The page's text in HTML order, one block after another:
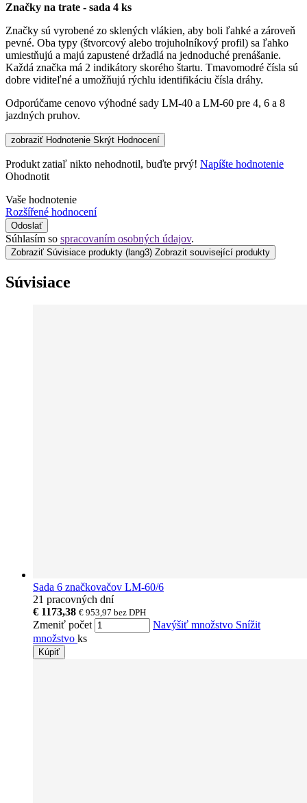
Značky na trate - sada 4 ks
Značky sú vyrobené zo sklených vlákien, aby boli ľahké a zároveň
pevné. Oba typy (štvorcový alebo trojuholníkový profil) sa ľahko
umiestňujú a majú zapustené držadlá na jednoduché prenášanie.
Každá značka má 2 indikátory skorého štartu. Tmavomodré čísla sú
dobre viditeľné a umožňujú rýchlu identifikáciu čísla dráhy.
Odporúčame cenovo výhodné sady LM-40 a LM-60 pre 4, 6 a 8
jazdných pruhov.
zobraziť Hodnotenie Skrýt Hodnocení
Produkt zatiaľ nikto nehodnotil, buďte prvý! Napíšte hodnotenie
Ohodnotit
Vaše hodnotenie
Rozšířené hodnocení
Odoslať
Súhlasím so spracovaním osobných údajov.
Zobraziť Súvisiace produkty (lang3) Zobrazit související produkty
Súvisiace
Sada 6 značkovačov LM-60/6
21 pracovných dní
€ 1173,38 € 953,97 bez DPH
Zmeniť počet Navýšiť množstvo Snížit
množstvo ks
Kúpiť